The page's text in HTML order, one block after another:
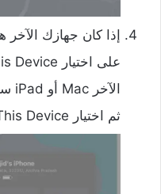
إذا كان جهازك
ثم اختيار Erase This Device.